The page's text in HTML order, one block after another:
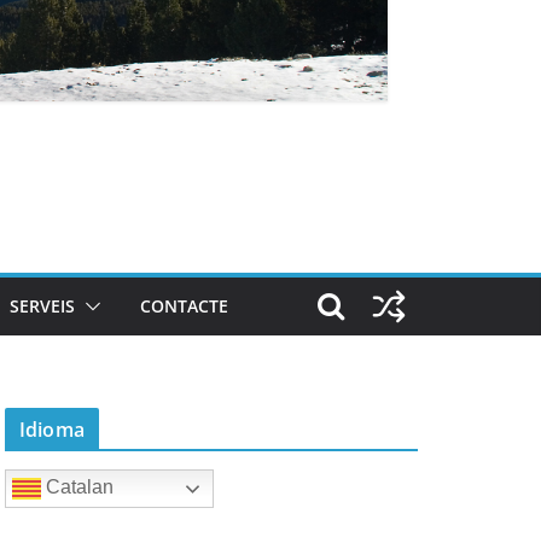
SERVEIS CONTACTE
Idioma
Catalan